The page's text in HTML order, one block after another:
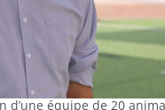
d’une équipe de 20